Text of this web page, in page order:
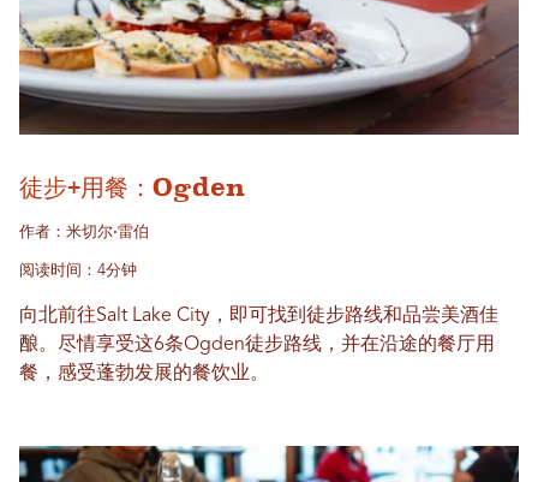
徒步+用餐：Ogden
作者：米切尔·雷伯
阅读时间：4分钟
向北前往Salt Lake City，即可找到徒步路线和品尝美酒佳
酿。尽情享受这6条Ogden徒步路线，并在沿途的餐厅用
餐，感受蓬勃发展的餐饮业。